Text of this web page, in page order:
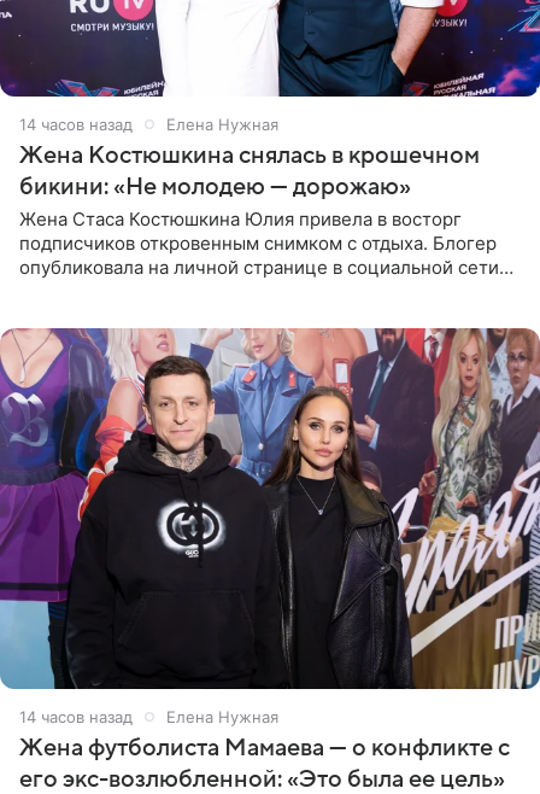
14 часов назад Елена Нужная
Жена Костюшкина снялась в крошечном
бикини: «Не молодею — дорожаю»
Жена Стаса Костюшкина Юлия привела в восторг
подписчиков откровенным снимком с отдыха. Блогер
опубликовала на личной странице в социальной сети
14 часов назад Елена Нужная
Жена футболиста Мамаева — о конфликте с
его экс-возлюбленной: «Это была ее цель»